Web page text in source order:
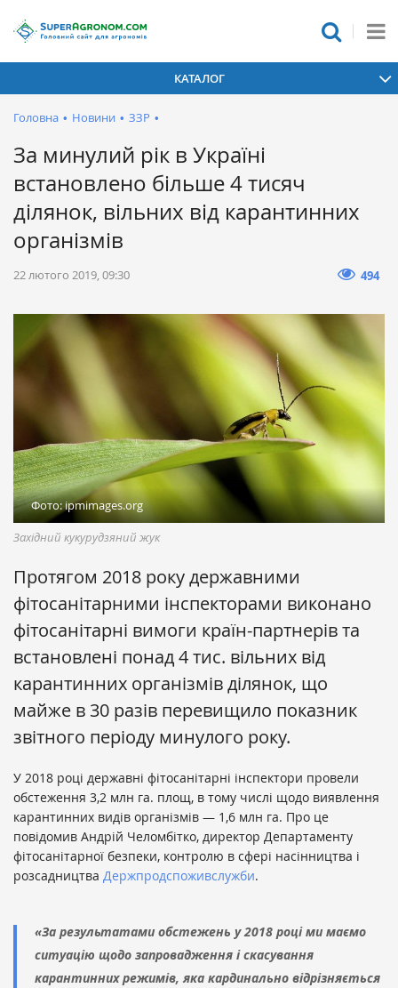
КАТАЛОГ
Головна • Новини • ЗЗР •
За минулий рік в Україні
встановлено більше 4 тисяч
ділянок, вільних від карантинних
організмів
22 лютого 2019, 09:30 494
Фото: ipmimages.org
Західний кукурудзяний жук
Протягом 2018 року державними
фітосанітарними інспекторами виконано
фітосанітарні вимоги країн-партнерів та
встановлені понад 4 тис. вільних від
карантинних організмів ділянок, що
майже в 30 разів перевищило показник
звітного періоду минулого року.
У 2018 році державні фітосанітарні інспектори провели
обстеження 3,2 млн га. площ, в тому числі щодо виявлення
карантинних видів організмів — 1,6 млн га. Про це
повідомив Андрій Челомбітко, директор Департаменту
фітосанітарної безпеки, контролю в сфері насінництва і
розсадництва Держпродспоживслужби.
«За результатами обстежень у 2018 році ми маємо
ситуацію щодо запровадження і скасування
карантинних режимів, яка кардинально відрізняється